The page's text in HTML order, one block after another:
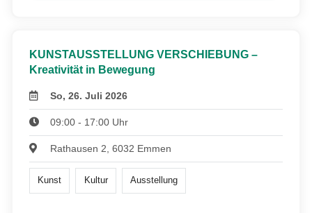
KUNSTAUSSTELLUNG VERSCHIEBUNG –
Kreativität in Bewegung
So, 26. Juli 2026
09:00 - 17:00 Uhr
Rathausen 2, 6032 Emmen
Kunst Kultur Ausstellung